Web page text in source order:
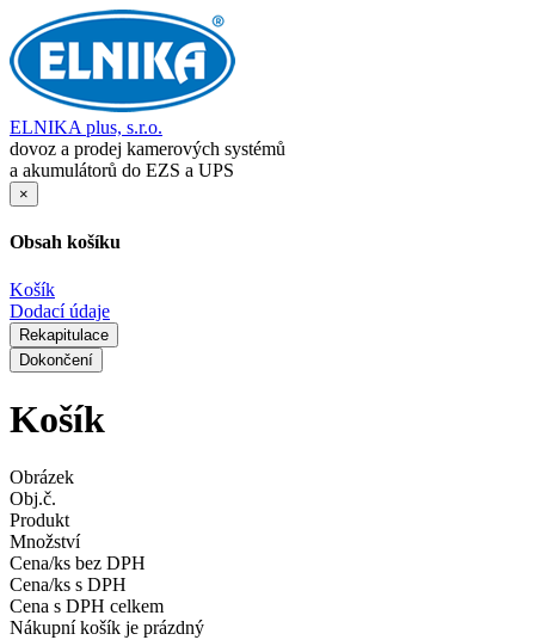
ELNIKA plus, s.r.o.
dovoz a prodej kamerových systémů
a akumulátorů do EZS a UPS
×
Obsah košíku
Košík
Dodací údaje
Rekapitulace
Dokončení
Košík
Obrázek
Obj.č.
Produkt
Množství
Cena/ks bez DPH
Cena/ks s DPH
Cena s DPH celkem
Nákupní košík je prázdný